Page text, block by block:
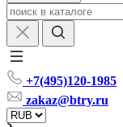
+7(495)120-1985
zakaz@btry.ru